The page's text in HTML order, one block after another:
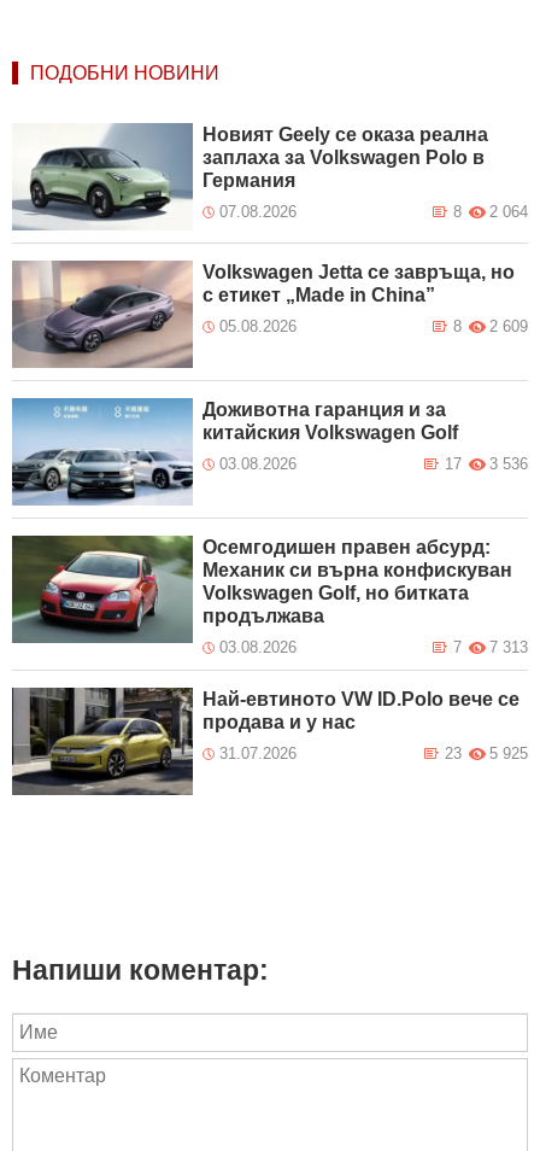
ПОДОБНИ НОВИНИ
Новият Geely се оказа реална
заплаха за Volkswagen Polo в
Германия
07.08.2026 2 064
8
Volkswagen Jetta се завръща, но
с етикет „Made in China”
05.08.2026 2 609
8
Доживотна гаранция и за
китайския Volkswagen Golf
03.08.2026 3 536
17
Осемгодишeн правeн абсурд:
Механик си върна конфискуван
Volkswagen Golf, но битката
продължава
03.08.2026 7 313
7
Най-евтиното VW ID.Polo вече се
продава и у нас
31.07.2026 5 925
23
Напиши коментар: